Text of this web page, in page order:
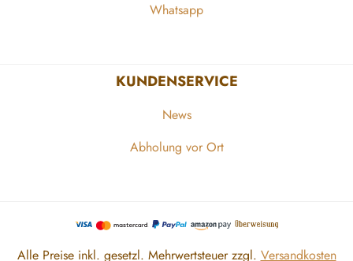
Whatsapp
KUNDENSERVICE
News
Abholung vor Ort
Alle Preise inkl. gesetzl. Mehrwertsteuer zzgl. Versandkosten